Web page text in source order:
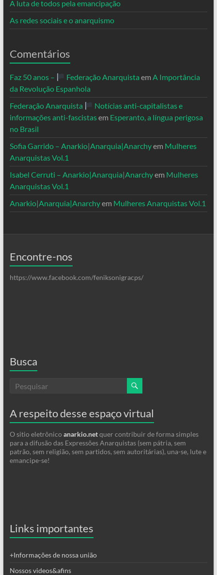
A luta de todos pela emancipação
As redes sociais e o anarquismo
Comentários
Faz 50 anos – Federação Anarquista em A Importância
da Revolução Espanhola
Federação Anarquista
Notícias anti-capitalistas e
informações anti-fascistasem Esperanto, a língua perigosa
no Brasil
Sofia Garrido – Anarkio|Anarquia|Anarchyem Mulheres
Anarquistas Vol.1
Isabel Cerruti – Anarkio|Anarquia|Anarchyem Mulheres
Anarquistas Vol.1
Anarkio|Anarquia|Anarchyem Mulheres Anarquistas Vol.1
Encontre-nos
https://www.facebook.com/feniksonigracps/
Busca
A respeito desse espaço virtual
O sitio eletrônico anarkio.netquer contribuir de forma simples
para a difusão das Expressões Anarquistas (sem pátria, sem
patrão, sem religião, sem partidos, sem autoritárias), una-se, lute e
emancipe-se!
Links importantes
+Informações de nossa união
Nossos videos&afins